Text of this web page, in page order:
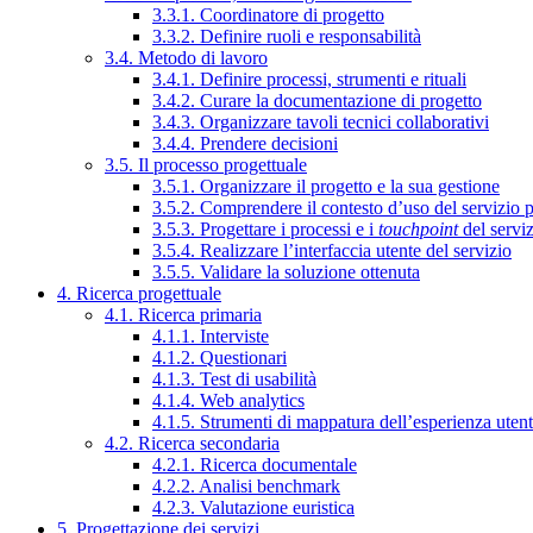
3.3.1. Coordinatore di progetto
3.3.2. Definire ruoli e responsabilità
3.4. Metodo di lavoro
3.4.1. Definire processi, strumenti e rituali
3.4.2. Curare la documentazione di progetto
3.4.3. Organizzare tavoli tecnici collaborativi
3.4.4. Prendere decisioni
3.5. Il processo progettuale
3.5.1. Organizzare il progetto e la sua gestione
3.5.2. Comprendere il contesto d’uso del servizio
3.5.3. Progettare i processi e i touchpointdel
3.5.4. Realizzare l’interfaccia utente del servizio
3.5.5. Validare la soluzione ottenuta
4. Ricerca progettuale
4.1. Ricerca primaria
4.1.1. Interviste
4.1.2. Questionari
4.1.3. Test di usabilità
4.1.4. Web analytics
4.1.5. Strumenti di mappatura dell’esperienza
4.2. Ricerca secondaria
4.2.1. Ricerca documentale
4.2.2. Analisi benchmark
4.2.3. Valutazione euristica
5. Progettazione dei servizi